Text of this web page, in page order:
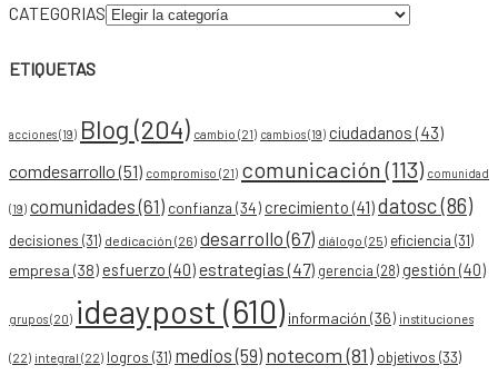
CATEGORIAS
ETIQUETAS
acciones(19) Blog (204) cambio (21) cambios(19) ciudadanos (43)
comdesarrollo(51) compromiso (21) comunicación(113) comunidad
(19) comunidades(61) confianza (34) crecimiento (41)datosc(86)
decisiones (31) dedicación (26) desarrollo(67) diálogo (25) eficiencia (31)
empresa (38) esfuerzo (40)estrategias(47) gerencia (28) gestión (40)
grupos(20) ideaypost (610) información (36) instituciones
(22) integral (22) logros (31) medios(59) notecom(81) objetivos (33)